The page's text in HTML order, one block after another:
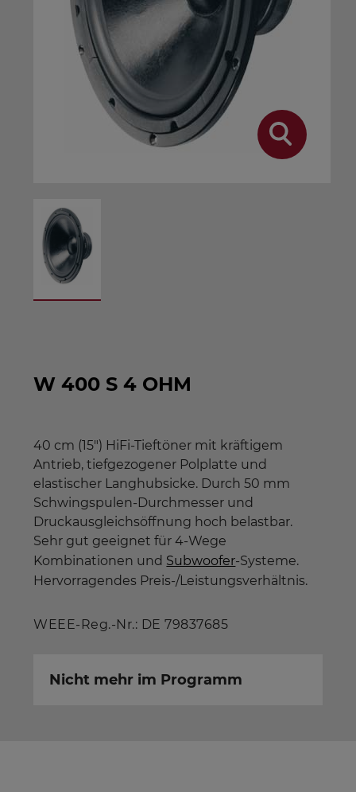
W 400 S 4 OHM
40 cm (15") HiFi-Tieftöner mit kräftigem
Antrieb, tiefgezogener Polplatte und
elastischer Langhubsicke. Durch 50 mm
Schwingspulen-Durchmesser und
Druckausgleichsöffnung hoch belastbar.
Sehr gut geeignet für 4-Wege
Kombinationen und Subwoofer-Systeme.
Hervorragendes Preis-/Leistungsverhältnis.
WEEE-Reg.-Nr.: DE 79837685
Nicht mehr im Programm